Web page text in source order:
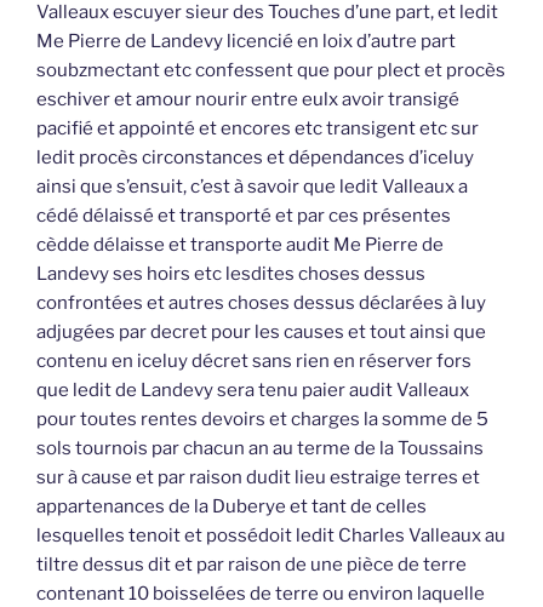
Valleaux escuyer sieur des Touches d’une part, et ledit
Me Pierre de Landevy licencié en loix d’autre part
soubzmectant etc confessent que pour plect et procès
eschiver et amour nourir entre eulx avoir transigé
pacifié et appointé et encores etc transigent etc sur
ledit procès circonstances et dépendances d’iceluy
ainsi que s’ensuit, c’est à savoir que ledit Valleaux a
cédé délaissé et transporté et par ces présentes
cèdde délaisse et transporte audit Me Pierre de
Landevy ses hoirs etc lesdites choses dessus
confrontées et autres choses dessus déclarées à luy
adjugées par decret pour les causes et tout ainsi que
contenu en iceluy décret sans rien en réserver fors
que ledit de Landevy sera tenu paier audit Valleaux
pour toutes rentes devoirs et charges la somme de 5
sols tournois par chacun an au terme de la Toussains
sur à cause et par raison dudit lieu estraige terres et
appartenances de la Duberye et tant de celles
lesquelles tenoit et possédoit ledit Charles Valleaux au
tiltre dessus dit et par raison de une pièce de terre
contenant 10 boisselées de terre ou environ laquelle